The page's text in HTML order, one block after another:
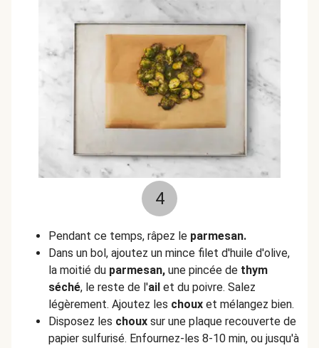
4
Pendant ce temps, râpez le parmesan.
Dans un bol, ajoutez un mince filet d'huile d'olive,
la moitié du parmesan, une pincée de thym
séché, le reste de l'ail et du poivre. Salez
légèrement. Ajoutez les choux et mélangez bien.
Disposez les choux sur une plaque recouverte de
papier sulfurisé. Enfournez-les 8-10 min, ou jusqu'à